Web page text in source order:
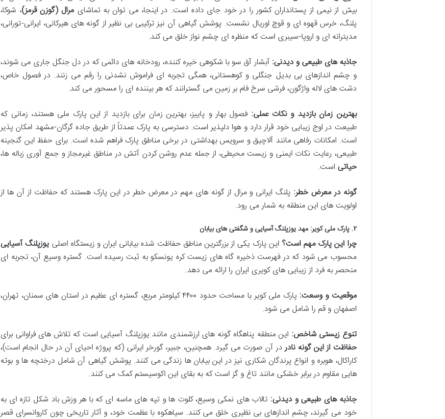
بیش از نیمی از پستانداران کشور را در خود جای داده است. در اینجا، می توان به تماشای مرال (گوزن قرمز)، شوکا،
پلنگ، خرس قهوه ای و قوچ اوریال نشست. پوشش گیاهی آن نیز ترکیبی بی نظیر از گونه های هیرکانی، ایرانی-تورانی،
مدیترانه ای و اروپا-سیبری است که منظره ای چشم نواز خلق می کند.
جاذبه های طبیعی و دیدنی: آبشار آق سو با شکوهی خیره کننده، رودخانه های دائمی که در دل جنگل جاری می شوند،
و چشم اندازهای بی بدیل جنگلی و کوهستانی، همگی تجربه ای فراموش نشدنی را رقم می زنند. در فصول خاص،
دشت های لاله واژگون، فرشی سرخ فام بر زمین می گسترانند که هر بیننده ای را مسحور می کند.
بهترین زمان بازدید و نکات عملی: فصول بهار و پاییز، بهترین زمان برای بازدید از این پارک ملی هستند، زمانی که
طبیعت در اوج زیبایی خود قرار دارد و هوا دلپذیر است. دسترسی به پارک عمدتاً از طریق جاده گرگان-مشهد امکان پذیر
است. امکانات رفاهی مانند آلاچیق و سرویس بهداشتی در برخی مناطق پارک فراهم شده است. برای حفظ این گنجینه
طبیعی، رعایت نکات ایمنی و زیست محیطی، از جمله عدم روشن کردن آتش در مناطق غیرمجاز و جمع آوری زباله ها،
حیاتی است.
گونه در معرض خطر: پلنگ ایرانی و مرال از گونه های مهم در معرض خطر در این پارک هستند که حفاظت از آن ها از
اولویت های این منطقه به شمار می رود.
۲. پارک ملی کویر: مهد یوزپلنگ آسیایی و شگفتی های بیابان
چرا این پارک مهم است؟ این پارک یکی از بزرگترین مناطق حفاظت شده بیابانی ایران و زیستگاه اصلی یوزپلنگ آسیایی
محسوب می شود که در فهرست ذخیره گاه های زیست کره یونسکو به ثبت رسیده است. گستره وسیع آن، تجربه ای
منحصر به فرد از زیبایی های کویری ایران را ارائه می دهد.
موقعیت و وسعت:
پارک ملی کویر با مساحت حدود ۴۴۰۰ کیلومتر مربع، گستره ای عظیم در استان های سمنان، تهران،
اصفهان و قم را شامل می شود.
تنوع زیستی شاخص: این منطقه پناهگاه گونه های ارزشمندی مانند یوزپلنگ آسیایی است که تلاش های فراوانی برای
حفاظت از این گونه نادردر آن صورت می گیرد. همچنین، جبیر، گورخر ایرانی (که پروژه احیای آن در حال انجام است)،
کاراکال، هوبره و انواع پرندگان شکاری نیز در این بیابان ها زندگی می کنند. پوشش گیاهی آن شامل درختچه ها و بوته
هایی مقاوم در برابر خشکی مانند تاغ و گز است که به بقای این اکوسیستم کمک می کنند.
جاذبه های طبیعی و دیدنی: تالاب های نمکی وسیع، کلوت ها و تپه های ماسه ای که با هر وزش باد شکل تازه ای به
خود می گیرند، چشم اندازهای بی نظیری خلق می کنند. سیاهکوه با عظمت خود، و آثار تاریخی چون کاروانسرای قصر